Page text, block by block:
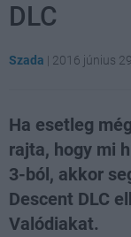
DLC
Szada | 2016 június
Ha esetleg
rajta, hogy mi
3-ból, akkor
Descent DLC
Valódiakat.